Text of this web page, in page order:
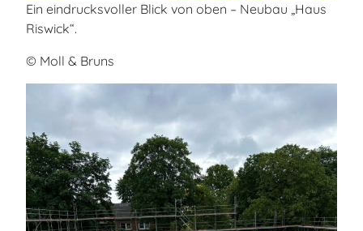
Ein eindrucksvoller Blick von oben – Neubau „Haus
Riswick“.
© Moll & Bruns